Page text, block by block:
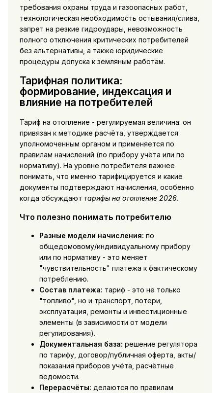
требования охраны труда и газоопасных работ,
технологическая необходимость остывания/слива,
запрет на резкие гидроудары, невозможность
полного отключения критических потребителей
без альтернативы, а также юридические
процедуры допуска к земляным работам.
Тарифная политика:
формирование, индексация и
влияние на потребителей
Тариф на отопление - регулируемая величина: он
привязан к методике расчёта, утверждается
уполномоченным органом и применяется по
правилам начислений (по прибору учёта или по
нормативу). На уровне потребителя важнее
понимать, что именно тарифицируется и какие
документы подтверждают начисления, особенно
когда обсуждают тарифы на отопление 2026.
Что полезно понимать потребителю
Разные модели начисления: по
общедомовому/индивидуальному прибору
или по нормативу - это меняет
"чувствительность" платежа к фактическому
потреблению.
Состав платежа: тариф - это не только
"топливо", но и транспорт, потери,
эксплуатация, ремонты и инвестиционные
элементы (в зависимости от модели
регулирования).
Документальная база: решение регулятора
по тарифу, договор/публичная оферта, акты/
показания приборов учёта, расчётные
ведомости.
Перерасчёты: делаются по правилам